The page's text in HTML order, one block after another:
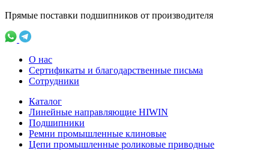
Прямые поставки подшипников от производителя
О нас
Сертификаты и благодарственные письма
Сотрудники
Каталог
Линейные направляющие HIWIN
Подшипники
Ремни промышленные клиновые
Цепи промышленные роликовые приводные